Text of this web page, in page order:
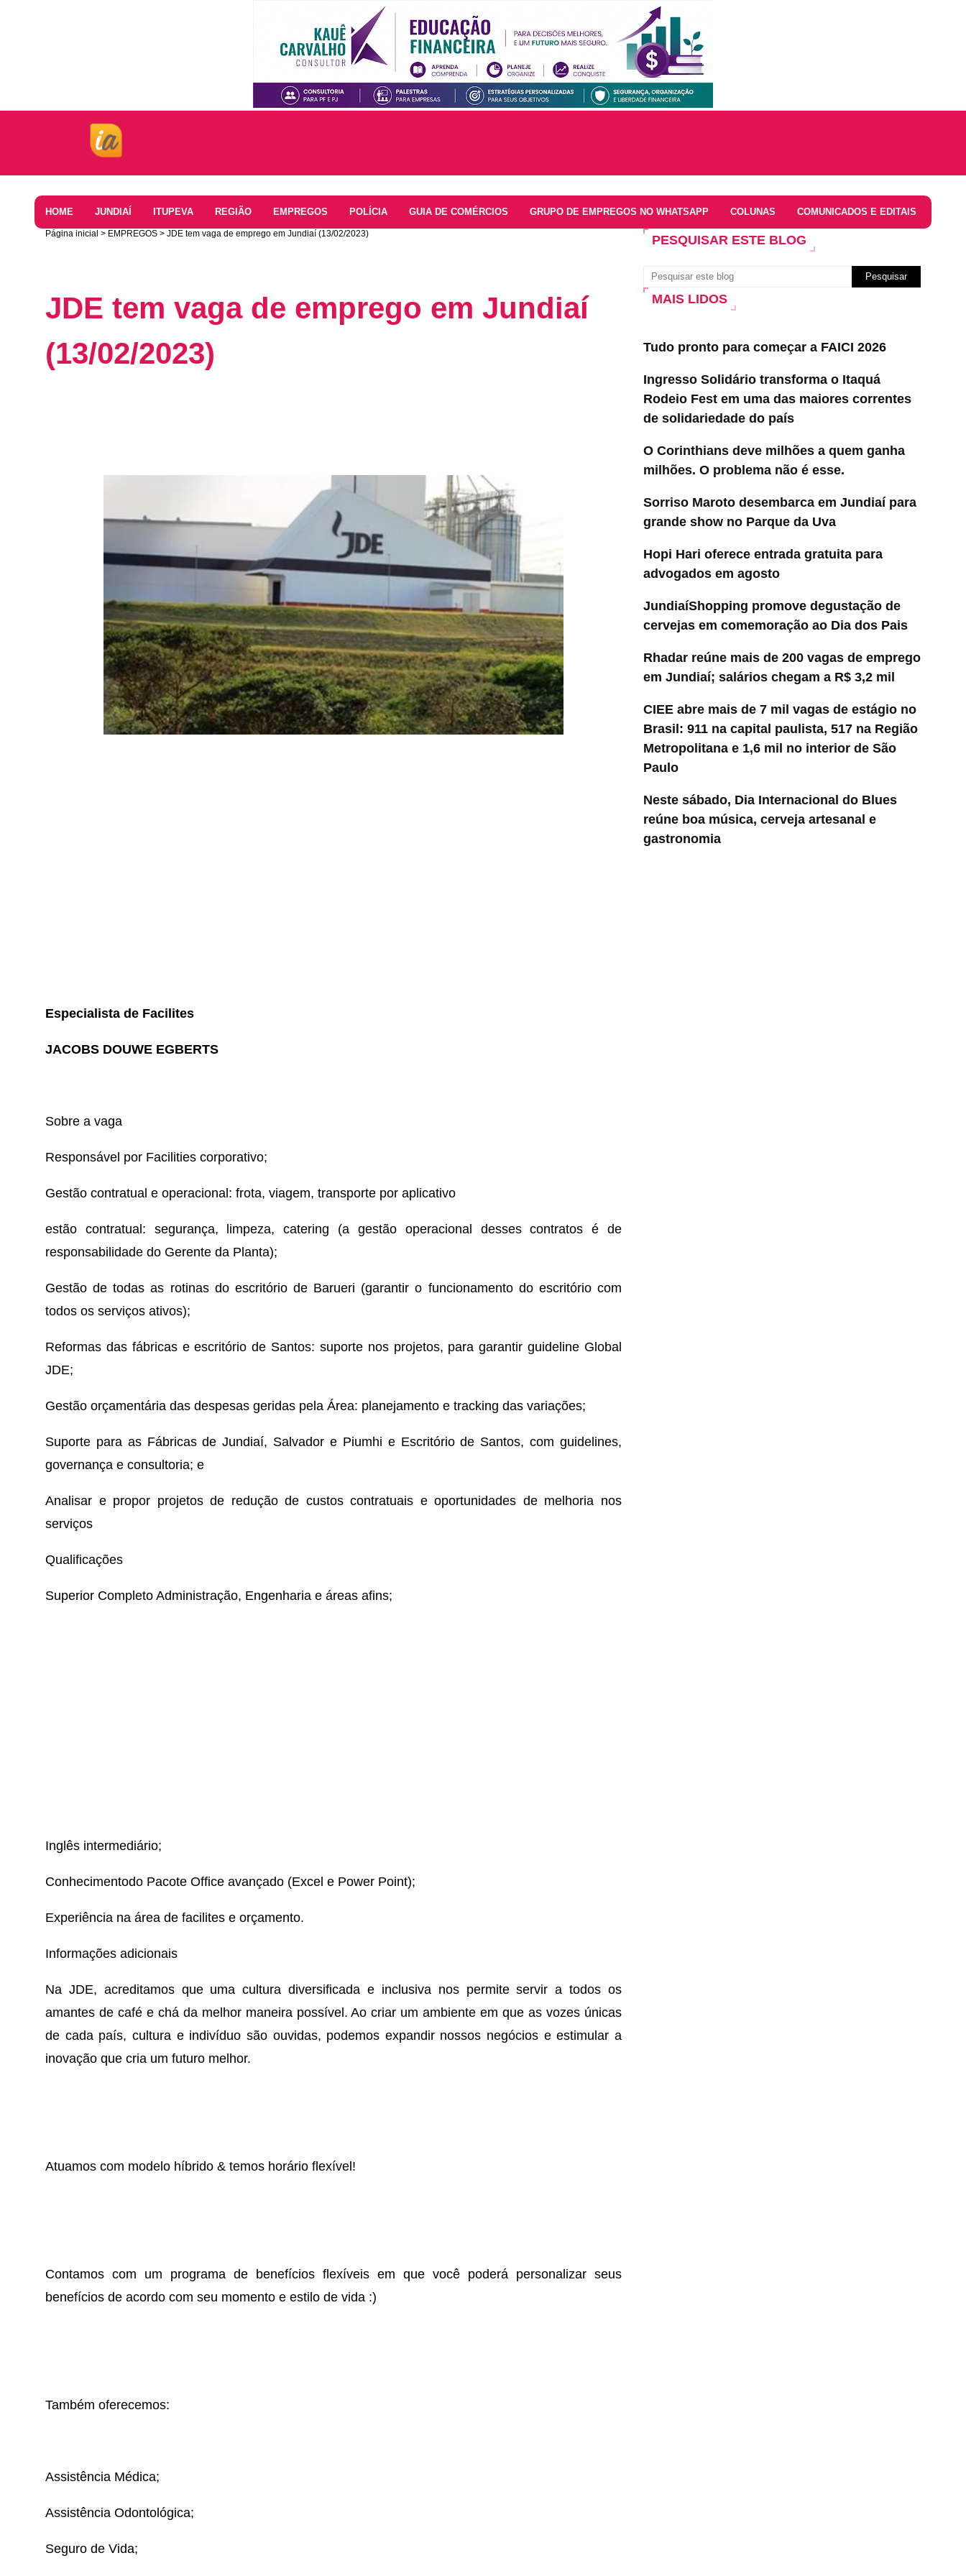
HOME JUNDIAÍ ITUPEVA REGIÃO EMPREGOS POLÍCIA GUIA DE COMÉRCIOS GRUPO DE EMPREGOS NO WHATSAPP COLUNAS COMUNICADOS E EDITAIS
Página inicial EMPREGOS JDE tem vaga de emprego em Jundiaí (13/02/2023)
JDE tem vaga de emprego em Jundiaí
(13/02/2023)
Especialista de Facilites
JACOBS DOUWE EGBERTS
Sobre a vaga
Responsável por Facilities corporativo;
Gestão contratual e operacional: frota, viagem, transporte por aplicativo
estão contratual: segurança, limpeza, catering (a gestão operacional desses contratos é de
responsabilidade do Gerente da Planta);
Gestão de todas as rotinas do escritório de Barueri (garantir o funcionamento do escritório com
todos os serviços ativos);
Reformas das fábricas e escritório de Santos: suporte nos projetos, para garantir guideline Global
JDE;
Gestão orçamentária das despesas geridas pela Área: planejamento e tracking das variações;
Suporte para as Fábricas de Jundiaí, Salvador e Piumhi e Escritório de Santos, com guidelines,
governança e consultoria; e
Analisar e propor projetos de redução de custos contratuais e oportunidades de melhoria nos
serviços
Qualificações
Superior Completo Administração, Engenharia e áreas afins;
Inglês intermediário;
Conhecimentodo Pacote Office avançado (Excel e Power Point);
Experiência na área de facilites e orçamento.
Informações adicionais
Na JDE, acreditamos que uma cultura diversificada e inclusiva nos permite servir a todos os
amantes de café e chá da melhor maneira possível. Ao criar um ambiente em que as vozes únicas
de cada país, cultura e indivíduo são ouvidas, podemos expandir nossos negócios e estimular a
inovação que cria um futuro melhor.
Atuamos com modelo híbrido & temos horário flexível!
Contamos com um programa de benefícios flexíveis em que você poderá personalizar seus
benefícios de acordo com seu momento e estilo de vida :)
Também oferecemos:
Assistência Médica;
Assistência Odontológica;
Seguro de Vida;
PESQUISAR ESTE BLOG
MAIS LIDOS
Tudo pronto para começar a FAICI 2026
Ingresso Solidário transforma o Itaquá
Rodeio Fest em uma das maiores correntes
de solidariedade do país
O Corinthians deve milhões a quem ganha
milhões. O problema não é esse.
Sorriso Maroto desembarca em Jundiaí para
grande show no Parque da Uva
Hopi Hari oferece entrada gratuita para
advogados em agosto
JundiaíShopping promove degustação de
cervejas em comemoração ao Dia dos Pais
Rhadar reúne mais de 200 vagas de emprego
em Jundiaí; salários chegam a R$ 3,2 mil
CIEE abre mais de 7 mil vagas de estágio no
Brasil: 911 na capital paulista, 517 na Região
Metropolitana e 1,6 mil no interior de São
Paulo
Neste sábado, Dia Internacional do Blues
reúne boa música, cerveja artesanal e
gastronomia